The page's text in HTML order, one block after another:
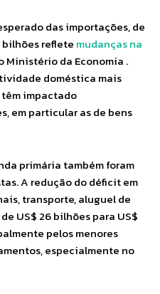
das importações, de
bilhões reflete mudanças na
Ministério da Economia .
doméstica mais
impactado
em particular as de bens
primária também foram
A redução do déficit em
transporte, aluguel de
US$ 26 bilhões para US$
pelos menores
especialmente no